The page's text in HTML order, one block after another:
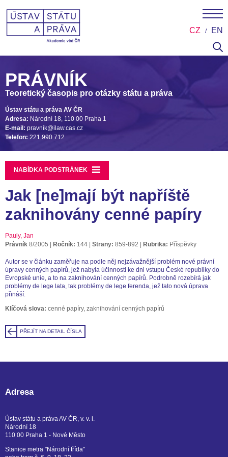
CZ EN
PRÁVNÍK
Teoretický časopis pro otázky státu a práva
Ústav státu a práva AV ČR
Adresa: Národní 18, 110 00 Praha 1
E-mail: pravnik@ilaw.cas.cz
Telefon: 221 990 712
NABÍDKA PODSTRÁNEK
Jak [ne]mají být napříště
zaknihovány cenné papíry
Pauly, Jan
Právník 8/2005 Ročník: 144 Strany: 859-892 Rubrika: Příspěvky
Autor se v článku zaměřuje na podle něj nejzávažnější problém nové právní
úpravy cenných papírů, jež nabyla účinnosti ke dni vstupu České republiky do
Evropské unie, a to na zaknihování cenných papírů. Podrobně rozebírá jak
problémy de lege lata, tak problémy de lege ferenda, jež tato nová úprava
přináší.
Klíčová slova: cenné papíry, zaknihování cenných papírů
PŘEJÍT NA DETAIL ČÍSLA
Adresa
Ústav státu a práva AV ČR, v. v. i.
Národní 18
110 00 Praha 1 - Nové Město
Stanice metra "Národní třída"